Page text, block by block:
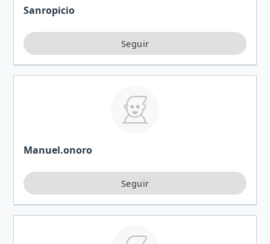
Sanropicio
Manuel.onoro